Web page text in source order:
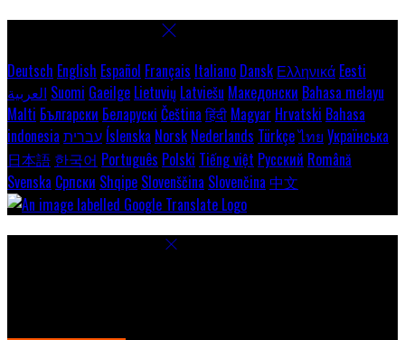
Deutsch English Español Français Italiano Dansk Ελληνικά Eesti
العربية Suomi Gaeilge Lietuvių Latviešu Македонски Bahasa melayu
Malti Български Беларускі Čeština हिंदी Magyar Hrvatski Bahasa
indonesia עברית Íslenska Norsk Nederlands Türkçeไทย Українська
日本語 한국어 Português Polski Tiếng việt Русский Română
Svenska Српски Shqipe Slovenščina Slovenčina 中文